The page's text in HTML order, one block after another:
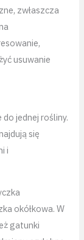
zwłaszcza
usuwanie
do jednej rośliny.
się
i
okółkowa. W
gatunki